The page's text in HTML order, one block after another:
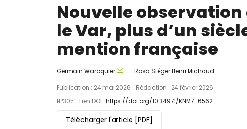
Nouvelle observation
le Var, plus d’un
mention française
Germain Waroquier Rosa StégerHenri Michaud
Publication : 24 mai 2026
Rédaction : 24 février 2026
N°305
Lien DOI : https://doi.org/10.34971/KNM7-6562
Télécharger l'article [PDF]